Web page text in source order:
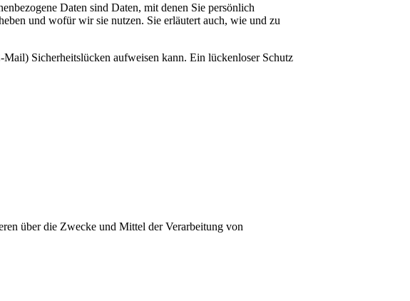
Daten sind Daten, mit denen Sie persönlich
und wofür wir sie nutzen. Sie erläutert auch, wie und zu
Sicherheitslücken aufweisen kann. Ein lückenloser Schutz
über die Zwecke und Mittel der Verarbeitung von